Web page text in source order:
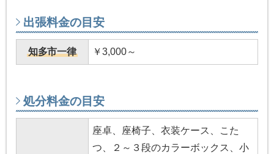
出張料金の目安
知多市一律 ￥3,000～
処分料金の目安
座卓、座椅子、衣装ケース、こた
つ、２～３段のカラーボックス、小